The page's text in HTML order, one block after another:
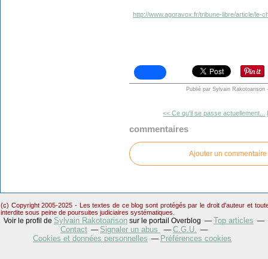
http://www.agoravox.fr/tribune-libre/article/le-
Publié par Sylvain Rakotoarison -
<< Ce qu'il se passe actuellement...
commentaires
Ajouter un commentaire
(c) Copyright 2005-2025 - Les textes de ce blog sont protégés par le droit d'auteur et
interdite sous peine de poursuites judiciaires systématiques.
Voir le profil de Sylvain Rakotoarison sur le portail Overblog
Top articles
Contact
Signaler un abus
C.G.U.
Cookies et données personnelles
Préférences cookies